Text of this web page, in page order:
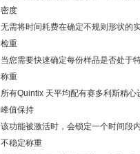
密度
无需将时间耗费在确定不规则形状的
检重
当您需要快速确定每份样品是否处于
称重
所有Quintix 天平均配有赛多利斯精
峰值保持
该功能被激活时，会锁定一个时间段
不稳定称重